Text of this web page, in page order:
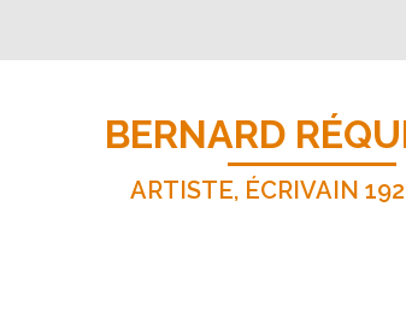
BERNARD
ARTISTE, ÉCRIVAIN